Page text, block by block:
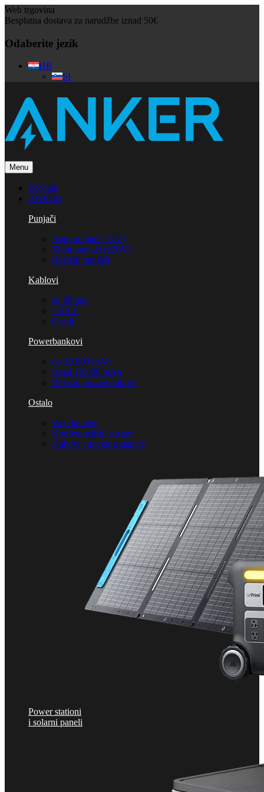
Web trgovina
Besplatna dostava za narudžbe iznad 50€
Odaberite jezik
HR
SI
Menu
Početak
ANKER
Punjači
Auto punjači (12V)
Zidni punjači (220V)
Bežični punjači
Kablovi
za iPhone
USB-C
Ostali
Powerbankovi
do 10.000 mAh
iznad 10.000 mAh
Bežični powerbankovi
Ostalo
Web kamere
Konferencijski sustavi
Hubovi i docking stanice
Power stationi
i solarni paneli